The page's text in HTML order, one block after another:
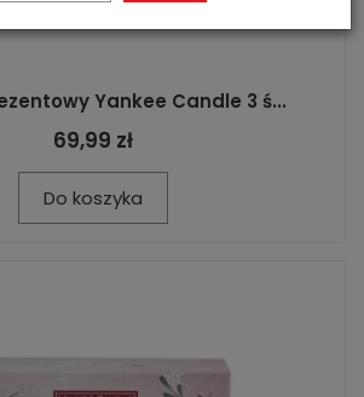
Yankee Candle 3 ś...
69,99 zł
Do koszyka